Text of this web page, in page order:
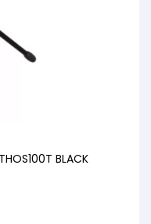
BLACK